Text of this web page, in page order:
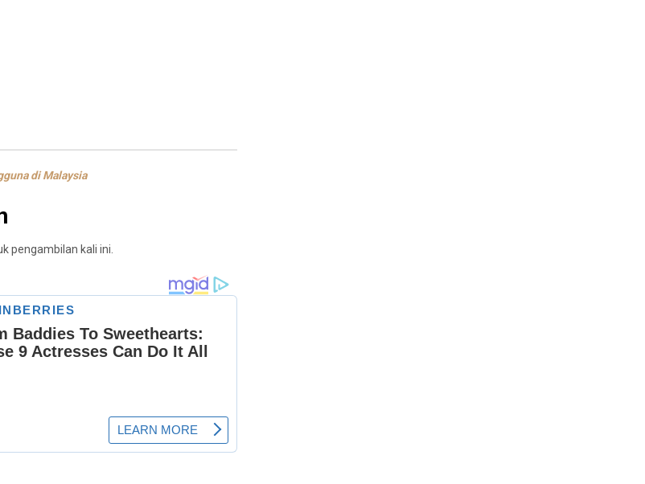
di Malaysia
pengambilan kali ini.